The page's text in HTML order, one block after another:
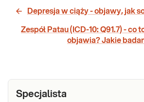
Depresja w ciąży - objawy, jak
Zespół Patau (ICD-10: Q91.7) - co
objawia? Jakie
Specjalista